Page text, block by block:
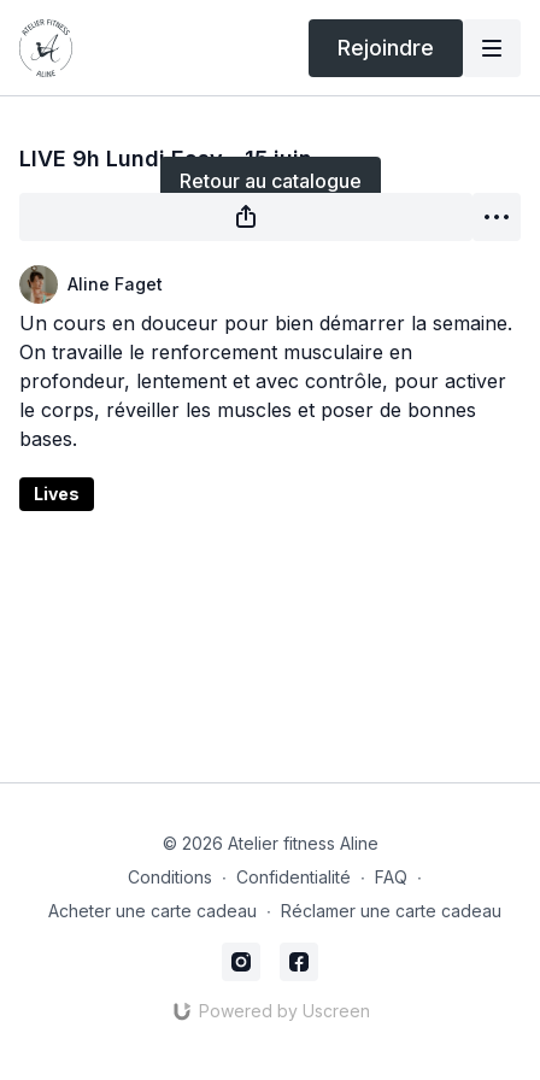
Rejoindre
Retour au catalogue
LIVE 9h Lundi Easy - 15 juin
Aline Faget
Un cours en douceur pour bien démarrer la semaine.
On travaille le renforcement musculaire en
profondeur, lentement et avec contrôle, pour activer
le corps, réveiller les muscles et poser de bonnes
bases.
Lives
© 2026 Atelier fitness Aline
Conditions ∙ Confidentialité ∙ FAQ ∙
Acheter une carte cadeau ∙ Réclamer une carte cadeau
Powered by Uscreen